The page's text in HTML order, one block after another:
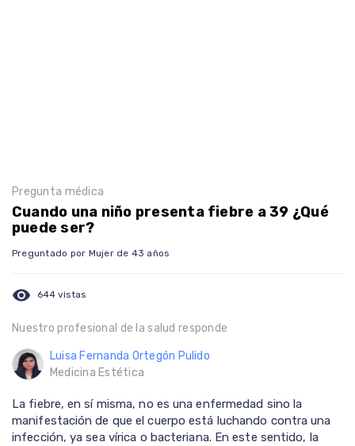
Pregunta médica
Cuando una niño presenta fiebre a 39 ¿Qué
puede ser?
Preguntado por Mujer de 43 años
visibility 644 vistas
Nuestro profesional de la salud responde
Luisa Fernanda Ortegón Pulido
Medicina Estética
La fiebre, en sí misma, no es una enfermedad sino la
manifestación de que el cuerpo está luchando contra una
infección, ya sea vírica o bacteriana. En este sentido, la